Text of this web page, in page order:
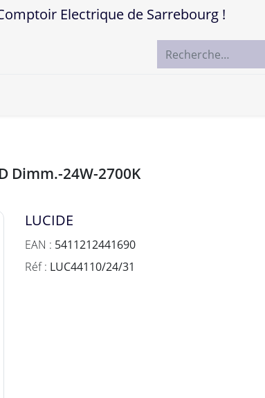
Electrique de Sarrebourg !
Dimm.-24W-2700K
LUCIDE
EAN : 5411212441690
Réf : LUC44110/24/31